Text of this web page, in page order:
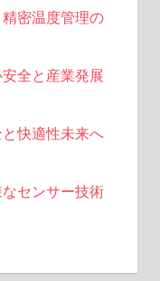
密温度管理の
全と産業発展
快適性未来へ
センサー技術